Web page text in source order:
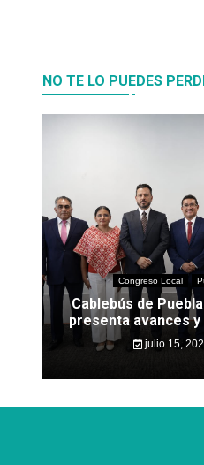
NO TE LO PUEDES
Congreso Local
Cablebús de
presenta avances
julio 15,